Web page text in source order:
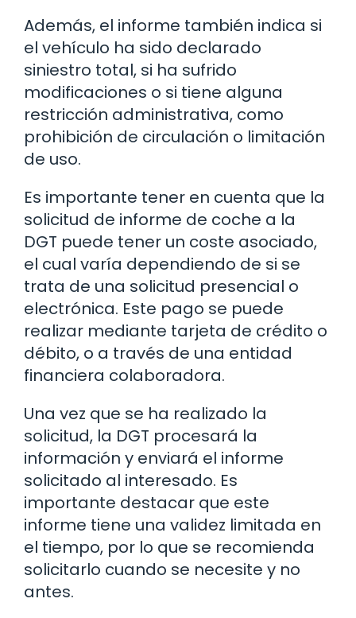
Además, el informe también indica si
el vehículo ha sido declarado
siniestro total, si ha sufrido
modificaciones o si tiene alguna
restricción administrativa, como
prohibición de circulación o limitación
de uso.
Es importante tener en cuenta que la
solicitud de informe de coche a la
DGT puede tener un coste asociado,
el cual varía dependiendo de si se
trata de una solicitud presencial o
electrónica. Este pago se puede
realizar mediante tarjeta de crédito o
débito, o a través de una entidad
financiera colaboradora.
Una vez que se ha realizado la
solicitud, la DGT procesará la
información y enviará el informe
solicitado al interesado. Es
importante destacar que este
informe tiene una validez limitada en
el tiempo, por lo que se recomienda
solicitarlo cuando se necesite y no
antes.